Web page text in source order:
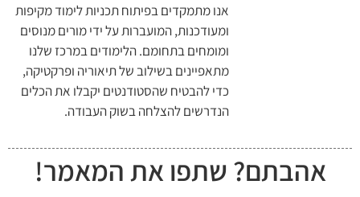
אנו מתמקדים בפיתוח תכניות לימוד מקיפות
ומעודכנות, המועברות על ידי מורים מנוסים
ומומחים בתחומם. הלימודים במרכז שלנו
מתאפיינים בשילוב של תיאוריה ופרקטיקה,
כדי להבטיח שהסטודנטים יקבלו את הכלים
הנדרשים להצלחה בשוק העבודה.
אהבתם? שתפו את המאמר!